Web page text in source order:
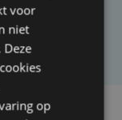
voor
niet
op